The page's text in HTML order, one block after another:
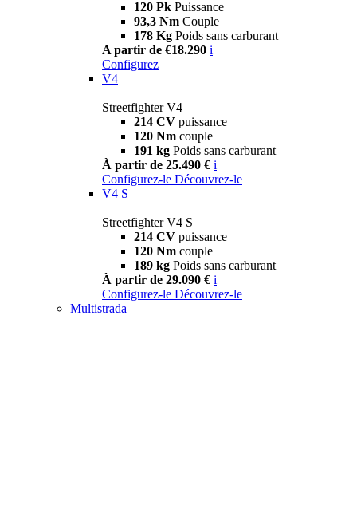
120 Pk Puissance
93,3 Nm Couple
178 Kg Poids sans carburant
A partir de €18.290 i
Configurez
V4
Streetfighter V4
214 CV puissance
120 Nm couple
191 kg Poids sans carburant
À partir de 25.490 € i
Configurez-le Découvrez-le
V4 S
Streetfighter V4 S
214 CV puissance
120 Nm couple
189 kg Poids sans carburant
À partir de 29.090 € i
Configurez-le Découvrez-le
Multistrada